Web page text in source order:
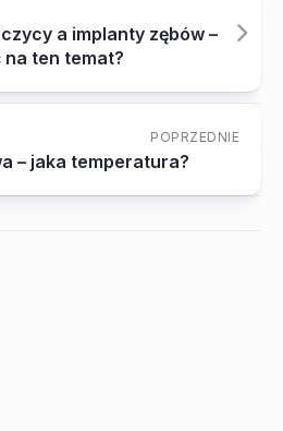
a implanty zębów –
ten temat?
POPRZEDNIE
– jaka temperatura?